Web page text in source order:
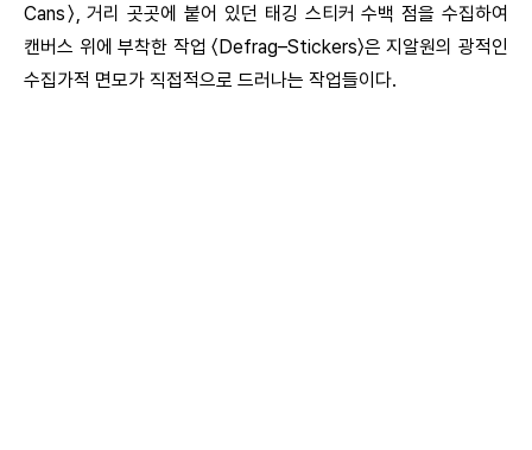
Cans〉, 거리 곳곳에 붙어 있던 태깅 스티커 수백 점을 수집하여
캔버스 위에 부착한 작업 〈Defrag–Stickers〉은 지알원의 광적인
수집가적 면모가 직접적으로 드러나는 작업들이다.